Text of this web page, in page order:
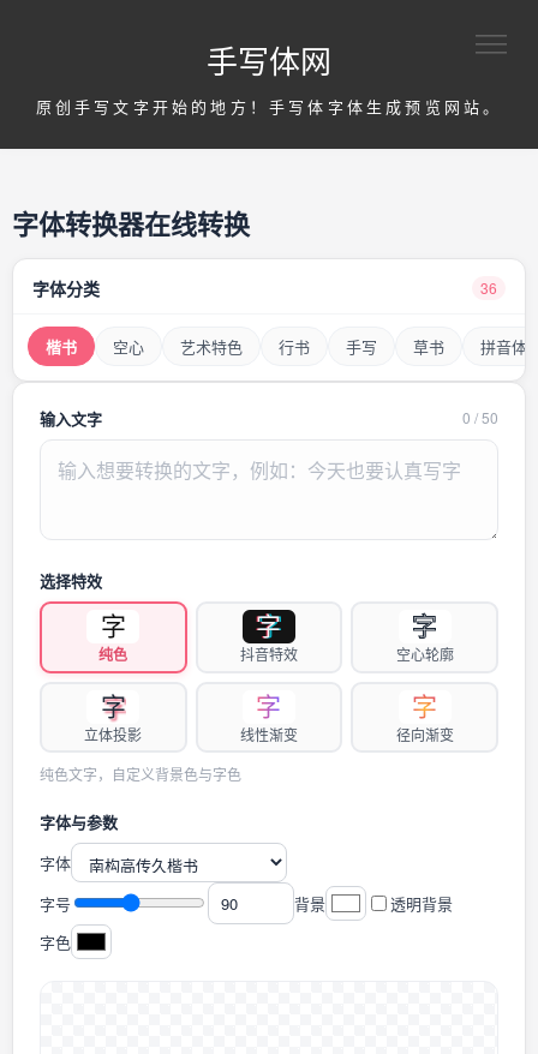
手写体网
原创手写文字开始的地方！手写体字体生成预览网站。
字体转换器在线转换
字体分类 36
楷书 空心 艺术特色 行书 手写 草书 拼音体
输入文字 0 /50
选择特效
字
纯色
字
抖音特效
字
空心轮廓
字
立体投影
字
线性渐变
字
径向渐变
纯色文字，自定义背景色与字色
字体与参数
字体
字号
背景
透明背景
字色